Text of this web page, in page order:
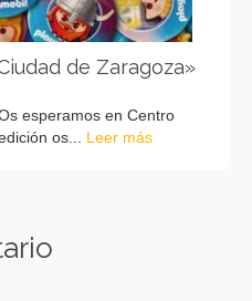
de Zaragoza»
esperamos en Centro
os... Leer más